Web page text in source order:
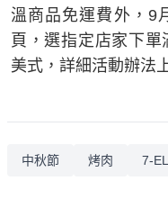
溫商品免運費外，9
頁，選指定店家下
美式，詳細活動辦法
中秋節 烤肉 7-